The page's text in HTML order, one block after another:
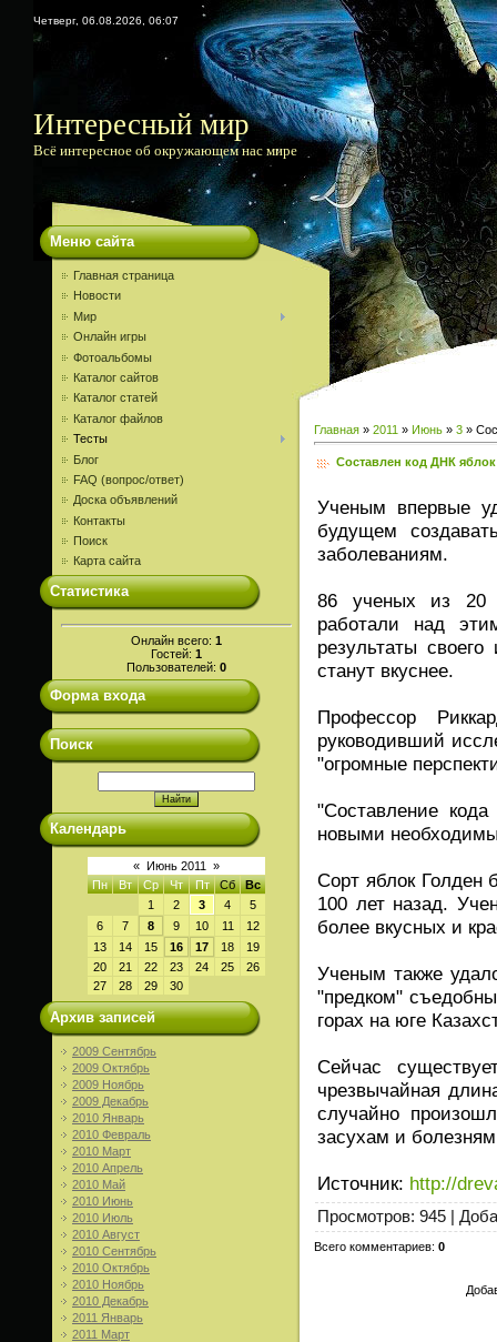
Четверг, 06.08.2026, 06:07
Интересный мир
Всё интересное об окружающем нас мире
Меню сайта
Главная страница
Новости
Мир
Онлайн игры
Фотоальбомы
Каталог сайтов
Каталог статей
Каталог файлов
Тесты
Блог
FAQ (вопрос/ответ)
Доска объявлений
Контакты
Поиск
Карта сайта
Статистика
Онлайн всего: 1
Гостей: 1
Пользователей: 0
Форма входа
Поиск
Календарь
« Июнь 2011
»
Пн
Вт Ср Чт Пт Сб
Вс
1
2 3 4
5
6
7 8 9 10 11
12
13
14 15 16 17 18
19
20
21 22 23 24 25
26
27
28 29 30
Архив записей
2009 Сентябрь
2009 Октябрь
2009 Ноябрь
2009 Декабрь
2010 Январь
2010 Февраль
2010 Март
2010 Апрель
2010 Май
2010 Июнь
2010 Июль
2010 Август
2010 Сентябрь
2010 Октябрь
2010 Ноябрь
2010 Декабрь
2011 Январь
2011 Март
Главная » 2011 » Июнь » 3 »
Составлен код ДНК
Ученым впервые
будущем
заболеваниям.
86 ученых из 20
работали над
результаты
станут вкуснее.
Профессор
руководивший
"огромные
"Составление
новыми
Сорт яблок
100 лет назад.
более вкусных и
Ученым также
"предком"
горах на юге
Сейчас
чрезвычайная
случайно
засухам и
Источник: http://
Просмотров: 945 |
Всего комментариев: 0